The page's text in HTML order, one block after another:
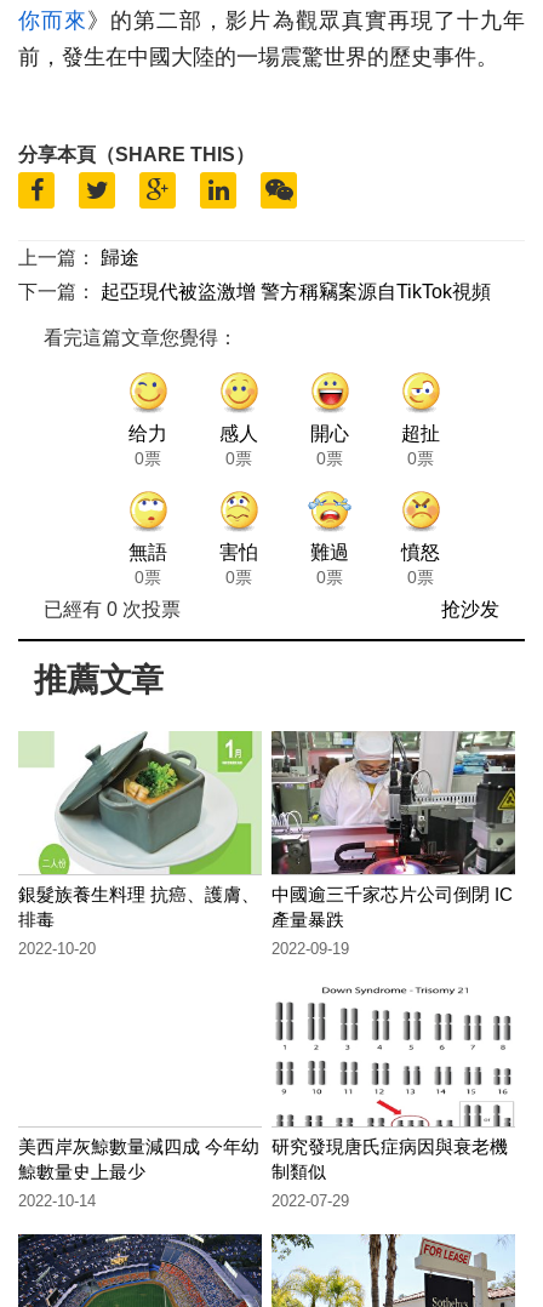
你而來 》的第二部，影片為觀眾真實再現了十九年
前，發生在中國大陸的一場震驚世界的歷史事件。
分享本頁（SHARE THIS）
上一篇：
歸途
下一篇：
起亞現代被盜激增 警方稱竊案源自TikTok視頻
看完這篇文章您覺得：
给力
0票
感人
0票
開心
0票
超扯
0票
無語
0票
害怕
0票
難過
0票
憤怒
0票
已經有 0次投票 抢沙发
推薦文章
銀髮族養生料理 抗癌、護膚、
排毒
2022-10-20
中國逾三千家芯片公司倒閉 IC
產量暴跌
2022-09-19
美西岸灰鯨數量減四成 今年幼
鯨數量史上最少
2022-10-14
研究發現唐氏症病因與衰老機
制類似
2022-07-29